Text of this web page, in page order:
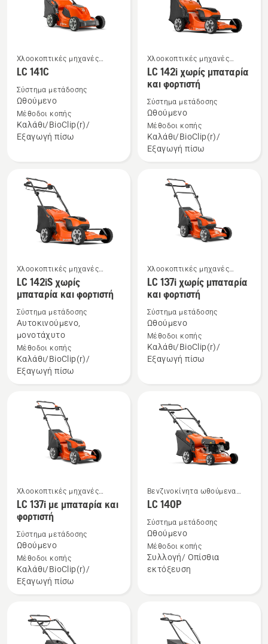
φορτιστή
Δείτε
λεπτομέρειες
για
το
LC 141C
Χλοοκοπτικές μηχανές
μπαταρίας και ρεύματος
LC 141C
Σύστημα μετάδοσης
Ωθούμενο
Μέθοδοι κοπής
Καλάθι/BioClip(r)/
Εξαγωγή πίσω
Δείτε
περισσότερες
λεπτομέρειες
για
το
LC 142i
χωρίς
φορτιστή
Χλοοκοπτικές μηχανές
μπαταρίας και ρεύματος
LC 142i χωρίς μπαταρία
και φορτιστή
Σύστημα μετάδοσης
Ωθούμενο
Μέθοδοι κοπής
Καλάθι/BioClip(r)/
Εξαγωγή πίσω
Δείτε
περισσότερες
λεπτομέρειες
για
το
LC 142iS
χωρίς
φορτιστή
Χλοοκοπτικές μηχανές
μπαταρίας και ρεύματος
LC 142iS χωρίς
μπαταρία και φορτιστή
Σύστημα μετάδοσης
Αυτοκινούμενο,
μονοτάχυτο
Μέθοδοι κοπής
Καλάθι/BioClip(r)/
Εξαγωγή πίσω
Δείτε
περισσότερες
λεπτομέρειες
για
το
LC 137i
φορτιστή
Χλοοκοπτικές μηχανές
μπαταρίας και ρεύματος
LC 137i χωρίς μπαταρία
και φορτιστή
Σύστημα μετάδοσης
Ωθούμενο
Μέθοδοι κοπής
Καλάθι/BioClip(r)/
Εξαγωγή πίσω
Δείτε
περισσότερες
λεπτομέρειες
για
το
LC 137i
με
φορτιστή
Χλοοκοπτικές μηχανές
μπαταρίας και ρεύματος
LC 137i με μπαταρία και
φορτιστή
Σύστημα μετάδοσης
Ωθούμενο
Μέθοδοι κοπής
Καλάθι/BioClip(r)/
Εξαγωγή πίσω
Δείτε
λεπτομέρειες
για
το
LC 140P
Βενζινοκίνητα ωθούμενα
χλοοκοπτικά
LC 140P
Σύστημα μετάδοσης
Ωθούμενο
Μέθοδοι κοπής
Συλλογή/ Οπίσθια
εκτόξευση